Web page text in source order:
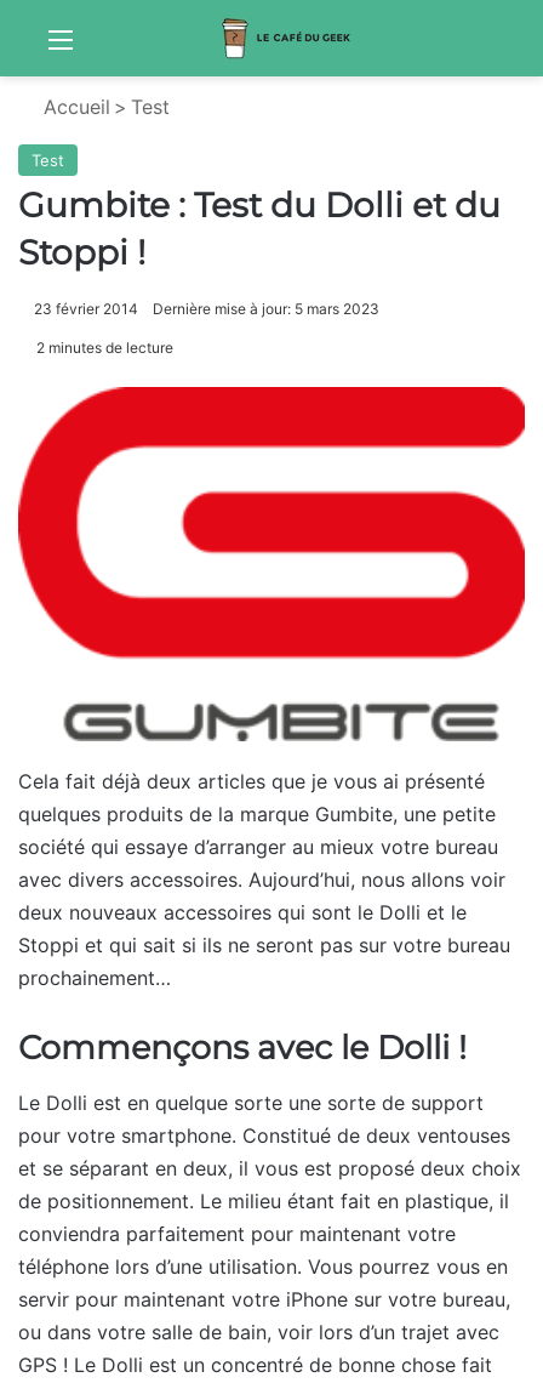
Accueil > Test
Test
Gumbite : Test du Dolli et du
Stoppi !
23 février 2014 Dernière mise à jour: 5 mars 2023
2 minutes de lecture
Cela fait déjà deux articles que je vous ai présenté
quelques produits de la marque Gumbite, une petite
société qui essaye d’arranger au mieux votre bureau
avec divers accessoires. Aujourd’hui, nous allons voir
deux nouveaux accessoires qui sont le Dolli et le
Stoppi et qui sait si ils ne seront pas sur votre bureau
prochainement…
Commençons avec le Dolli !
Le Dolli est en quelque sorte une sorte de support
pour votre smartphone. Constitué de deux ventouses
et se séparant en deux, il vous est proposé deux choix
de positionnement. Le milieu étant fait en plastique, il
conviendra parfaitement pour maintenant votre
téléphone lors d’une utilisation. Vous pourrez vous en
servir pour maintenant votre iPhone sur votre bureau,
ou dans votre salle de bain, voir lors d’un trajet avec
GPS ! Le Dolli est un concentré de bonne chose fait